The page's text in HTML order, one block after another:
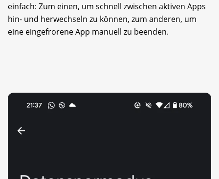
einfach: Zum einen, um schnell zwischen aktiven Apps
hin- und herwechseln zu können, zum anderen, um
eine eingefrorene App manuell zu beenden.